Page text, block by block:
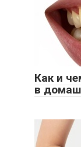
Как и
в